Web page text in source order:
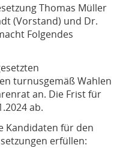
Thomas Müller
(Vorstand) und Dr.
Folgendes
turnusgemäß Wahlen
an. Die Frist für
ab.
Kandidaten für den
erfüllen: